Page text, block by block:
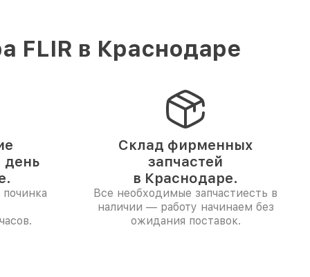
FLIR в Краснодаре
день
Склад фирменных
запчастей
в Краснодаре.
Все необходимые запчастиесть в
наличии — работу начинаем без
ожидания поставок.